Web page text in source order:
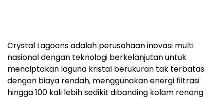
Crystal Lagoons adalah perusahaan inovasi multi
nasional dengan teknologi berkelanjutan untuk
menciptakan laguna kristal berukuran tak terbatas
dengan biaya rendah, menggunakan energi filtrasi
hingga 100 kali lebih sedikit dibanding kolam renang